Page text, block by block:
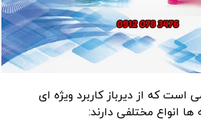
است که از دیرباز کاربرد ویژه ای
انواع مختلفی دارند: